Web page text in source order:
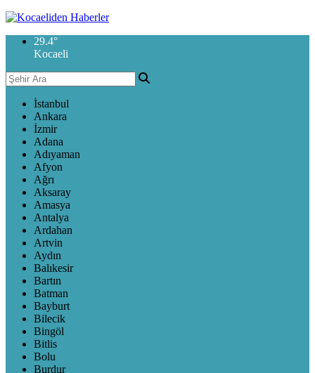
29.4°
Kocaeli
İstanbul
Ankara
İzmir
Adana
Adıyaman
Afyon
Ağrı
Aksaray
Amasya
Antalya
Ardahan
Artvin
Aydın
Balıkesir
Bartın
Batman
Bayburt
Bilecik
Bingöl
Bitlis
Bolu
Burdur